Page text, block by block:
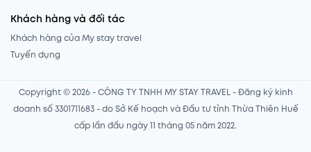
Khách hàng và đối tác
Khách hàng của My stay travel
Tuyển dụng
Copyright © 2026 - CÔNG TY TNHH MY STAY TRAVEL - Đăng ký kinh
doanh số 3301711683 - do Sở Kế hoạch và Đầu tư tỉnh Thừa Thiên Huế
cấp lần đầu ngày 11 tháng 05 năm 2022.